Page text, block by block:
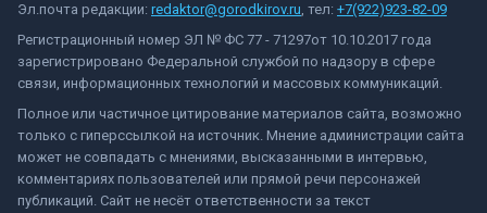
Эл.почта редакции: redaktor@gorodkirov.ru, тел: +7(922)923-82-09
Регистрационный номер ЭЛ № ФС 77 - 71297от 10.10.2017 года
зарегистрировано Федеральной службой по надзору в сфере
связи, информационных технологий и массовых коммуникаций.
Полное или частичное цитирование материалов сайта, возможно
только с гиперссылкой на источник. Мнение администрации сайта
может не совпадать с мнениями, высказанными в интервью,
комментариях пользователей или прямой речи персонажей
публикаций. Сайт не несёт ответственности за текст